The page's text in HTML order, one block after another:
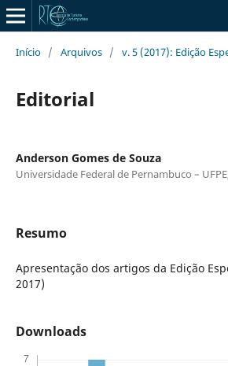
Início / Arquivos / v. 5 (2017): Edição
Editorial
Anderson Gomes de Souza
Universidade Federal de Pernambuco –
Resumo
Apresentação dos artigos da Edição
2017)
Downloads